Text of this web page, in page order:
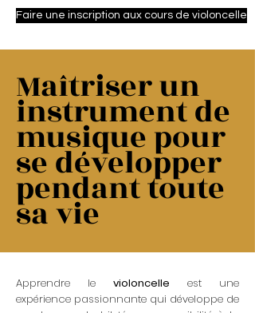
Faire une inscription aux cours de violoncelle
Maîtriser un
instrument de
musique pour
se développer
pendant toute
sa vie
Apprendre le violoncelle est une
expérience passionnante qui développe de